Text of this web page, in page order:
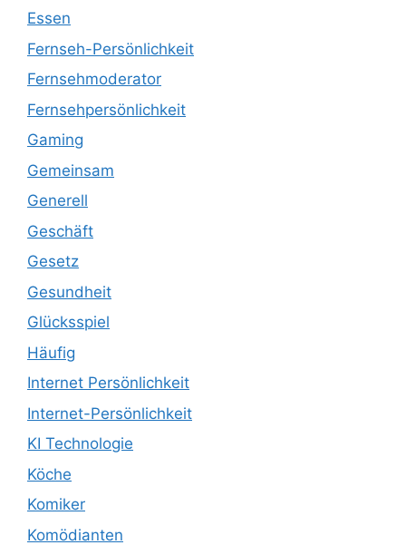
Essen
Fernseh-Persönlichkeit
Fernsehmoderator
Fernsehpersönlichkeit
Gaming
Gemeinsam
Generell
Geschäft
Gesetz
Gesundheit
Glücksspiel
Häufig
Internet Persönlichkeit
Internet-Persönlichkeit
KI Technologie
Köche
Komiker
Komödianten